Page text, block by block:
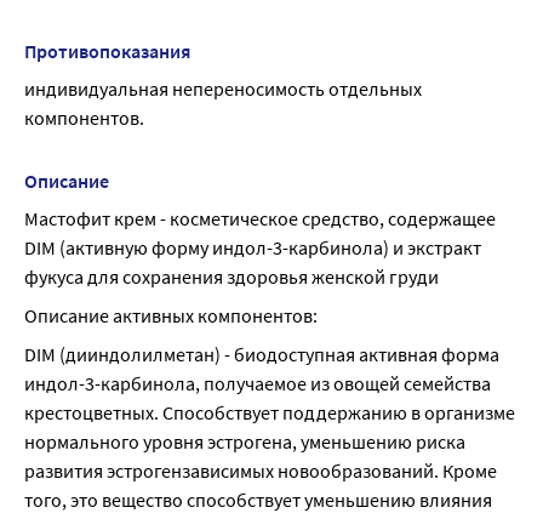
Противопоказания
индивидуальная непереносимость отдельных
компонентов.
Описание
Мастофит крем - косметическое средство, содержащее
DIM (активную форму индол-3-карбинола) и экстракт
фукуса для сохранения здоровья женской груди
Описание активных компонентов:
DIM (дииндолилметан) - биодоступная активная форма
индол-3-карбинола, получаемое из овощей семейства
крестоцветных. Способствует поддержанию в организме
нормального уровня эстрогена, уменьшению риска
развития эстрогензависимых новообразований. Кроме
того, это вещество способствует уменьшению влияния